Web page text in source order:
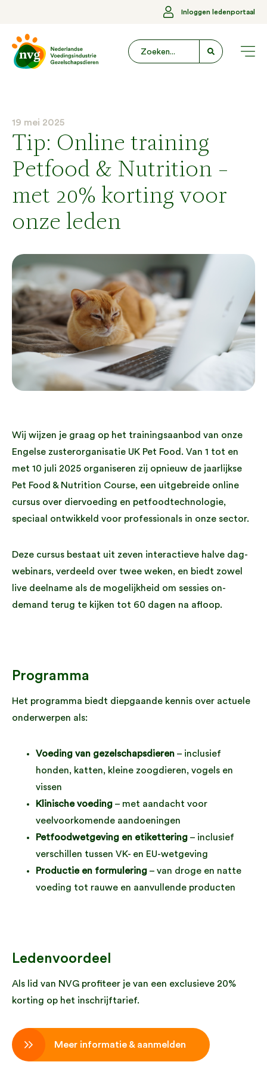
Inloggen ledenportaal
19 mei 2025
Tip: Online training
Petfood & Nutrition –
met 20% korting voor
onze leden
Wij wijzen je graag op het trainingsaanbod van onze
Engelse zusterorganisatie UK Pet Food. Van 1 tot en
met 10 juli 2025 organiseren zij opnieuw de jaarlijkse
Pet Food & Nutrition Course, een uitgebreide online
cursus over diervoeding en petfoodtechnologie,
speciaal ontwikkeld voor professionals in onze sector.
Deze cursus bestaat uit zeven interactieve halve dag-
webinars, verdeeld over twee weken, en biedt zowel
live deelname als de mogelijkheid om sessies on-
demand terug te kijken tot 60 dagen na afloop.
Programma
Het programma biedt diepgaande kennis over actuele
onderwerpen als:
Voeding van gezelschapsdieren – inclusief
honden, katten, kleine zoogdieren, vogels en
vissen
Klinische voeding – met aandacht voor
veelvoorkomende aandoeningen
Petfoodwetgeving en etikettering – inclusief
verschillen tussen VK- en EU-wetgeving
Productie en formulering – van droge en natte
voeding tot rauwe en aanvullende producten
Ledenvoordeel
Als lid van NVG profiteer je van een exclusieve 20%
korting op het inschrijftarief.
Meer informatie & aanmelden